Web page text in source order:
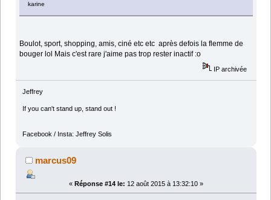
karine
Boulot, sport, shopping, amis, ciné etc etc après defois la flemme de
bouger lol Mais c'est rare j'aime pas trop rester inactif :o
IP archivée
Jeffrey
If you can't stand up, stand out !
Facebook / Insta: Jeffrey Solis
marcus09
« Réponse #14 le: 12 août 2015 à 13:32:10 »